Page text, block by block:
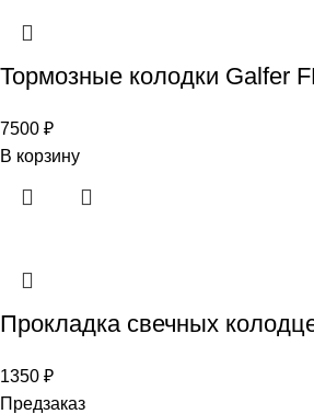
Тормозные колодки Galfer
7500 ₽
В корзину
Прокладка свечных
1350 ₽
Предзаказ